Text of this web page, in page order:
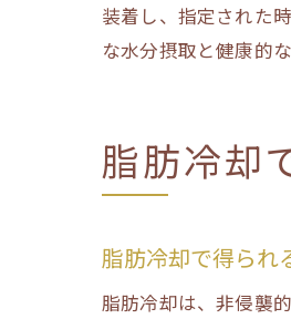
装着し、指定された
な水分摂取と健康的
脂肪冷却
脂肪冷却で得られ
脂肪冷却は、非侵襲